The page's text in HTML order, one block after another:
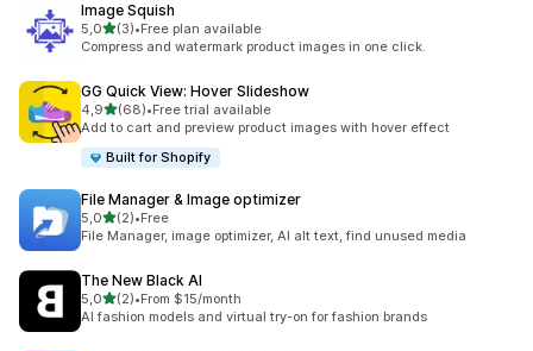
Image Squish
5,0de 5 estrelas
(3)
3 total de avaliações
•Free plan available
Compress and watermark product images in one click.
GG Quick View: Hover Slideshow
4,9de 5 estrelas
(68)
68 total de avaliações
•Free trial available
Add to cart and preview product images with hover effect
Built for Shopify
File Manager & Image optimizer
5,0de 5 estrelas
(2)
2 total de avaliações
•Free
File Manager, image optimizer, AI alt text, find unused media
The New Black AI
5,0de 5 estrelas
(2)
2 total de avaliações
•From $15/month
AI fashion models and virtual try-on for fashion brands